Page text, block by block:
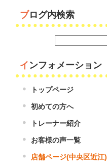
ブログ内検索
インフォメーション
トップページ
初めての方へ
トレーナー紹介
お客様の声一覧
店舗ページ(中央区近江)